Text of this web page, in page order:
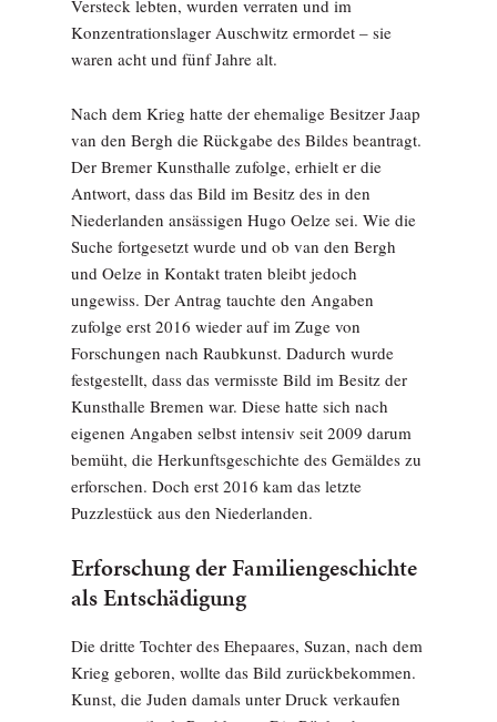
Versteck lebten, wurden verraten und im
Konzentrationslager Auschwitz ermordet – sie
waren acht und fünf Jahre alt.
Nach dem Krieg hatte der ehemalige Besitzer Jaap
van den Bergh die Rückgabe des Bildes beantragt.
Der Bremer Kunsthalle zufolge, erhielt er die
Antwort, dass das Bild im Besitz des in den
Niederlanden ansässigen Hugo Oelze sei. Wie die
Suche fortgesetzt wurde und ob van den Bergh
und Oelze in Kontakt traten bleibt jedoch
ungewiss. Der Antrag tauchte den Angaben
zufolge erst 2016 wieder auf im Zuge von
Forschungen nach Raubkunst. Dadurch wurde
festgestellt, dass das vermisste Bild im Besitz der
Kunsthalle Bremen war. Diese hatte sich nach
eigenen Angaben selbst intensiv seit 2009 darum
bemüht, die Herkunftsgeschichte des Gemäldes zu
erforschen. Doch erst 2016 kam das letzte
Puzzlestück aus den Niederlanden.
Erforschung der Familiengeschichte
als Entschädigung
Die dritte Tochter des Ehepaares, Suzan, nach dem
Krieg geboren, wollte das Bild zurückbekommen.
Kunst, die Juden damals unter Druck verkaufen